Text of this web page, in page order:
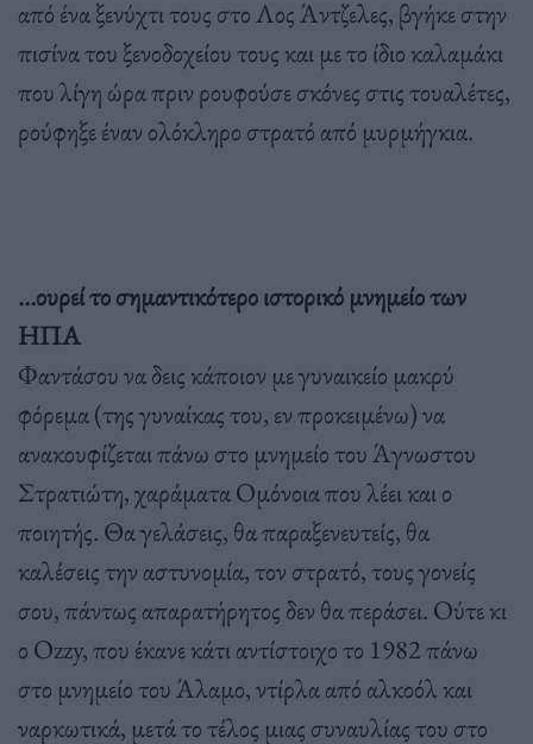
από ένα ξενύχτι τους στο Λος Άντζελες, βγήκε στην
πισίνα του ξενοδοχείου τους και με το ίδιο καλαμάκι
που λίγη ώρα πριν ρουφούσε σκόνες στις τουαλέτες,
ρούφηξε έναν ολόκληρο στρατό από μυρμήγκια.
…ουρεί το σημαντικότερο ιστορικό μνημείο των
ΗΠΑ
Φαντάσου να δεις κάποιον με γυναικείο μακρύ
φόρεμα (της γυναίκας του, εν προκειμένω) να
ανακουφίζεται πάνω στο μνημείο του Άγνωστου
Στρατιώτη, χαράματα Ομόνοια που λέει και ο
ποιητής. Θα γελάσεις, θα παραξενευτείς, θα
καλέσεις την αστυνομία, τον στρατό, τους γονείς
σου, πάντως απαρατήρητος δεν θα περάσει. Ούτε κι
ο Ozzy, που έκανε κάτι αντίστοιχο το 1982 πάνω
στο μνημείο του Άλαμο, ντίρλα από αλκοόλ και
ναρκωτικά, μετά το τέλος μιας συναυλίας του στο